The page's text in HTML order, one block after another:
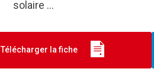
solaire …
Télécharger la fiche